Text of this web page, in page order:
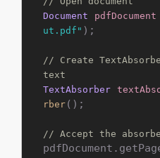
Document
pdfDocument
ut.pdf" );
// Create
text
TextAbsorber
rber ();
// Accept the